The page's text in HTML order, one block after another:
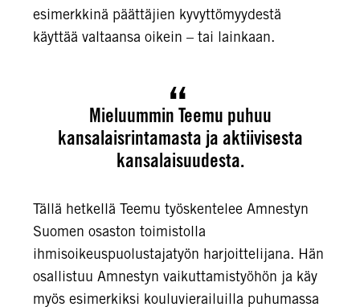
esimerkkinä päättäjien kyvyttömyydestä
käyttää valtaansa oikein – tai lainkaan.
Mieluummin Teemu puhuu
kansalaisrintamasta ja aktiivisesta
kansalaisuudesta.
Tällä hetkellä Teemu työskentelee Amnestyn
Suomen osaston toimistolla
ihmisoikeuspuolustajatyön harjoittelijana. Hän
osallistuu Amnestyn vaikuttamistyöhön ja käy
myös esimerkiksi kouluvierailuilla puhumassa